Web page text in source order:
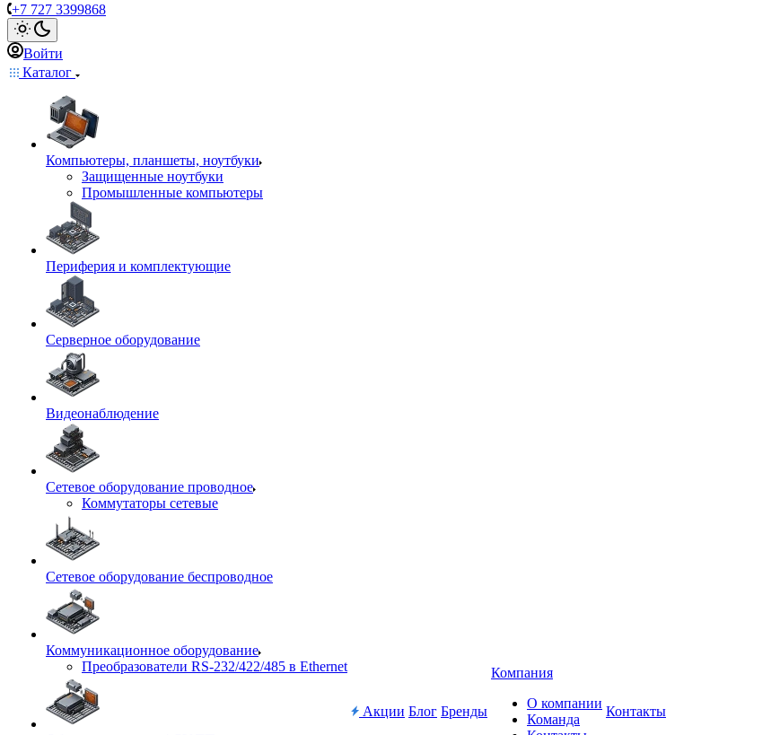
+7 727 3399868
Войти
Каталог
Компьютеры, планшеты, ноутбуки
Защищенные ноутбуки
Промышленные компьютеры
Периферия и комплектующие
Серверное оборудование
Видеонаблюдение
Сетевое оборудование проводное
Коммутаторы сетевые
Сетевое оборудование беспроводное
Коммуникационное оборудование
Преобразователи RS-232/422/485 в Ethernet
Акции Блог Бренды
Компания
О компании
Команда
Контакты